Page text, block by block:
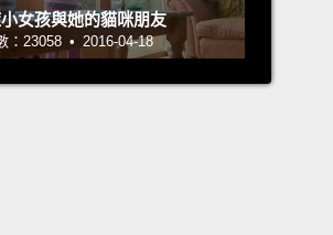
me, and I don't know how
Yes, I want a tuna treat!
？你知道我為了這個家，付出多
女孩與她的貓咪朋友
：23058 • 2016-04-18